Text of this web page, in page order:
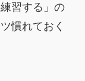
習する」の
慣れておく